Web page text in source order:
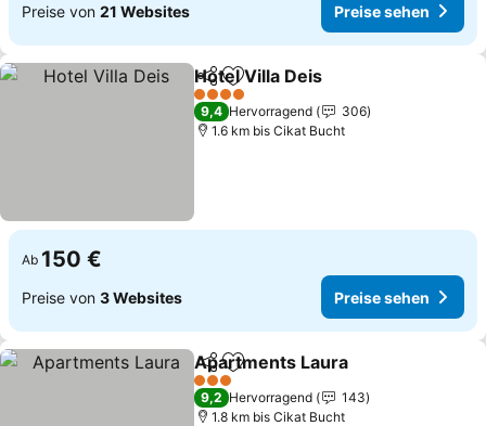
Preise von 21 Websites Preise sehen
TeilenZu Favoriten hinzufügen
Hotel Villa Deis
4 Sterne
9,4 Hervorragend
306
1.6 km bis Cikat Bucht
Ab 150 €
Preise von 3 Websites Preise sehen
TeilenZu Favoriten hinzufügen
Apartments Laura
3 Sterne
9,2 Hervorragend
143
1.8 km bis Cikat Bucht